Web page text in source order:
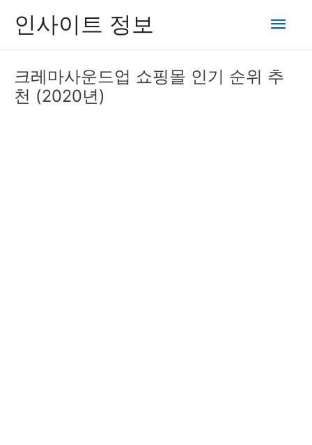
츠
인사이트 정보
메
인
메
크레마사운드업 쇼핑몰 인기 순위 추
천 (2020년)